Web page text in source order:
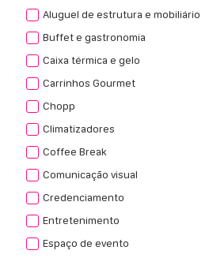
Aluguel de estrutura e mobiliário
Buffet e gastronomia
Caixa térmica e gelo
Carrinhos Gourmet
Chopp
Climatizadores
Coffee Break
Comunicação visual
Credenciamento
Entretenimento
Espaço de evento